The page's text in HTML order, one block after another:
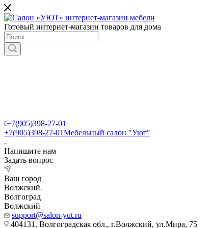
Готовый интернет-магазин товаров для дома
+7(905)398-27-01
+7(905)398-27-01Мебельный салон "Уют"
Напишите нам
Задать вопрос
Ваш город
Волжский
Волгоград
Волжский
support@salon-yut.ru
404131, Волгоградская обл., г.Волжский, ул.Мира, 75